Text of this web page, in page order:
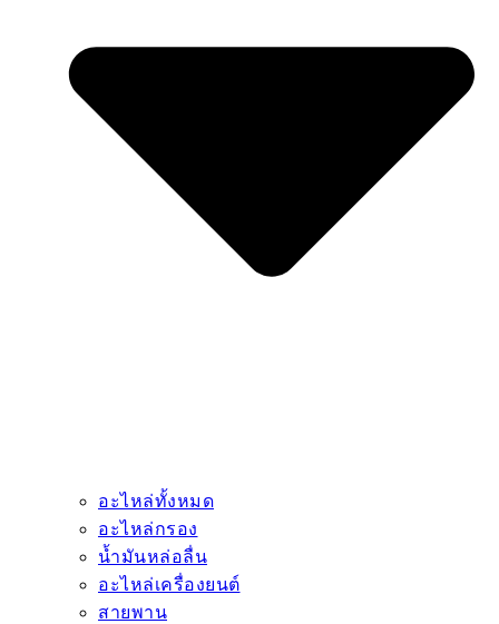
อะไหล่ทั้งหมด
อะไหล่กรอง
น้ำมันหล่อลื่น
อะไหล่เครื่องยนต์
สายพาน